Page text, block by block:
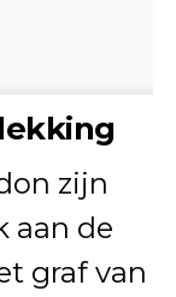
zijn
aan de
graf van